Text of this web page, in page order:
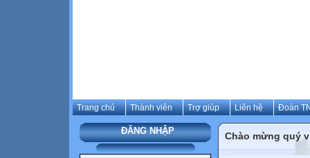
Trang chủ Thành viên Trợ giúp Liên hệ Đoàn
ĐĂNG NHẬP Chào mừng quý